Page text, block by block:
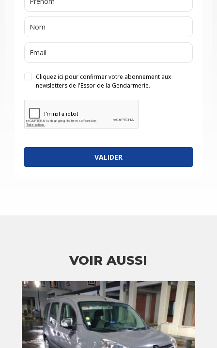
Cliquez ici pour confirmer votre abonnement aux
newsletters de l'Essor de la Gendarmerie.
VALIDER
VOIR AUSSI